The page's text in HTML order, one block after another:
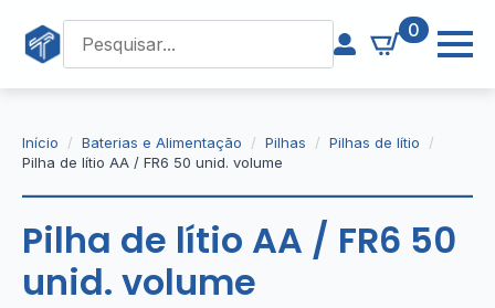
0
Início Baterias e Alimentação Pilhas
Pilhas de lítio
Pilha de lítio AA / FR6 50 unid. volume
Pilha de lítio AA / FR6 50
unid. volume